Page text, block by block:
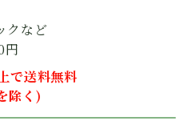
クなど
円
で送料無料
除く)